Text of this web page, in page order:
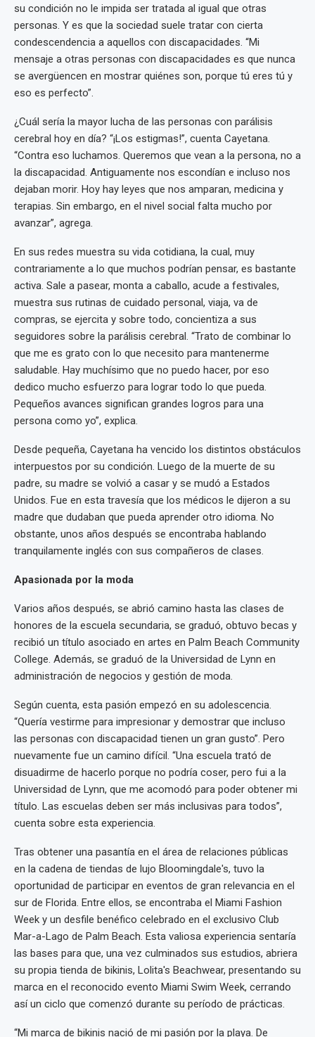
su condición no le impida ser tratada al igual que otras
personas. Y es que la sociedad suele tratar con cierta
condescendencia a aquellos con discapacidades. “Mi
mensaje a otras personas con discapacidades es que nunca
se avergüencen en mostrar quiénes son, porque tú eres tú y
eso es perfecto”.
¿Cuál sería la mayor lucha de las personas con parálisis
cerebral hoy en día? “¡Los estigmas!”, cuenta Cayetana.
“Contra eso luchamos. Queremos que vean a la persona, no a
la discapacidad. Antiguamente nos escondían e incluso nos
dejaban morir. Hoy hay leyes que nos amparan, medicina y
terapias. Sin embargo, en el nivel social falta mucho por
avanzar”, agrega.
En sus redes muestra su vida cotidiana, la cual, muy
contrariamente a lo que muchos podrían pensar, es bastante
activa. Sale a pasear, monta a caballo, acude a festivales,
muestra sus rutinas de cuidado personal, viaja, va de
compras, se ejercita y sobre todo, concientiza a sus
seguidores sobre la parálisis cerebral. “Trato de combinar lo
que me es grato con lo que necesito para mantenerme
saludable. Hay muchísimo que no puedo hacer, por eso
dedico mucho esfuerzo para lograr todo lo que pueda.
Pequeños avances significan grandes logros para una
persona como yo”, explica.
Desde pequeña, Cayetana ha vencido los distintos obstáculos
interpuestos por su condición. Luego de la muerte de su
padre, su madre se volvió a casar y se mudó a Estados
Unidos. Fue en esta travesía que los médicos le dijeron a su
madre que dudaban que pueda aprender otro idioma. No
obstante, unos años después se encontraba hablando
tranquilamente inglés con sus compañeros de clases.
Apasionada por la moda
Varios años después, se abrió camino hasta las clases de
honores de la escuela secundaria, se graduó, obtuvo becas y
recibió un título asociado en artes en Palm Beach Community
College. Además, se graduó de la Universidad de Lynn en
administración de negocios y gestión de moda.
Según cuenta, esta pasión empezó en su adolescencia.
“Quería vestirme para impresionar y demostrar que incluso
las personas con discapacidad tienen un gran gusto”. Pero
nuevamente fue un camino difícil. “Una escuela trató de
disuadirme de hacerlo porque no podría coser, pero fui a la
Universidad de Lynn, que me acomodó para poder obtener mi
título. Las escuelas deben ser más inclusivas para todos”,
cuenta sobre esta experiencia.
Tras obtener una pasantía en el área de relaciones públicas
en la cadena de tiendas de lujo Bloomingdale's, tuvo la
oportunidad de participar en eventos de gran relevancia en el
sur de Florida. Entre ellos, se encontraba el Miami Fashion
Week y un desfile benéfico celebrado en el exclusivo Club
Mar-a-Lago de Palm Beach. Esta valiosa experiencia sentaría
las bases para que, una vez culminados sus estudios, abriera
su propia tienda de bikinis, Lolita's Beachwear, presentando su
marca en el reconocido evento Miami Swim Week, cerrando
así un ciclo que comenzó durante su período de prácticas.
“Mi marca de bikinis nació de mi pasión por la playa. De